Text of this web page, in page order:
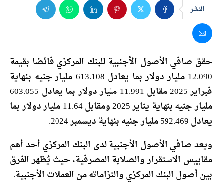
النشر
حقق صافي الأصول الأجنبية للبنك المركزي فائضا بقيمة
12.090 مليار دولار بما يعادل 613.108 مليار جنيه بنهاية
فبراير 2025 مقابل 11.991 مليار دولار بما يعادل 603.055
مليار جنيه بنهاية يناير 2025 ومقابل 11.64 مليار دولار بما
يعادل 592.469 مليار جنيه بنهاية ديسمبر 2024.
ويعد صافي الأصول الأجنبية لدى البنك المركزي أحد أهم
مقاييس الاستقرار والصلابة المصرفية، حيث يُظهر الفرق
بين أصول البنك المركزي والتزاماته من العملات الأجنبية.